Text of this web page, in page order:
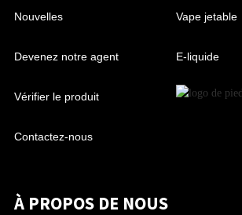
Nouvelles
Devenez notre agent
Vérifier le produit
Contactez-nous
Vape jetable
E-liquide
À PROPOS DE NOUS